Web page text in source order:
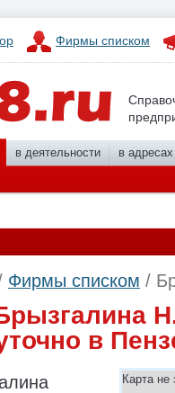
Фирмы списком
в деятельности в адресах
Фирмы списком /
в
Карта